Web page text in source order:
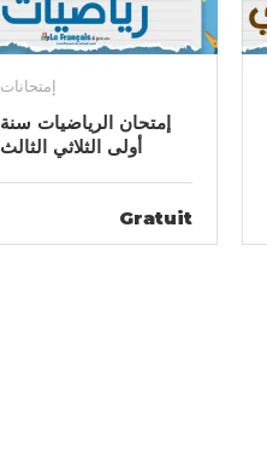
إمتحانات
إمتحان الرياضيات سنة
أولى الثلاثي الثالث
Gratuit